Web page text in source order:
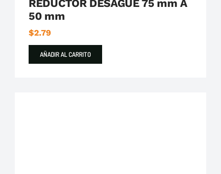
REDUCTOR DESAGUE 75 mm A
50 mm
$2.79
AÑADIR AL CARRITO